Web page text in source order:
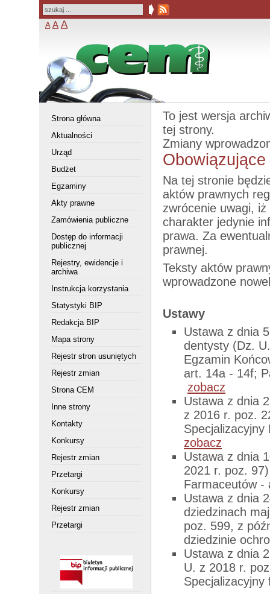
A A A
Strona główna
Aktualności
Urząd
Budżet
Egzaminy
Akty prawne
Zamówienia publiczne
Dostęp do informacji
publicznej
Rejestry, ewidencje i
archiwa
Instrukcja korzystania
Statystyki BIP
Redakcja BIP
Mapa strony
Rejestr stron usuniętych
Rejestr zmian
Strona CEM
Inne strony
Kontakty
Konkursy
Rejestr zmian
Przetargi
Konkursy
Rejestr zmian
Przetargi
To jest wersja
tej strony.
Zmiany
Na tej stronie
aktów prawnych
zwrócenie uwagi,
charakter jedynie
prawa. Za
prawnej.
Teksty aktów
wprowadzone
Ustawy
Ustawa z dnia
dentysty (Dz.
Egzamin
art. 14a - 14f;
zobacz
Ustawa z dnia
z 2016 r. poz.
zobacz
Ustawa z dnia
2021 r. poz.
Farmaceutów
Ustawa z dnia
dziedzinach
poz. 599, z
dziedzinie
Ustawa z dnia
U. z 2018 r.